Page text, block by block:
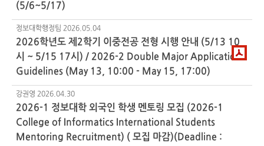
(5/6~5/17)
정보대학행정팀 2026.05.04
2026학년도 제2학기 이중전공 전형 시행 안내 (5/13 10
시 ~ 5/15 17시) / 2026-2 Double Major Application
Guidelines (May 13, 10:00 - May 15, 17:00)
강권영 2026.04.30
2026-1 정보대학 외국인 학생 멘토링 모집 (2026-1
College of Informatics International Students
Mentoring Recruitment) ( 모집 마감)(Deadline :